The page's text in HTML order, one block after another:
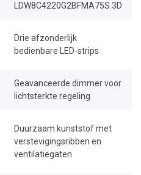
LDW8C4220G2BFMA75S.3D
Drie afzonderlijk
bedienbare LED-strips
Geavanceerde dimmer voor
lichtsterkte regeling
Duurzaam kunststof met
verstevigingsribben en
ventilatiegaten